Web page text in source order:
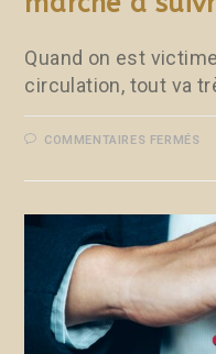
Quand on est
circulation, tout va
COMMENTAIRES FERMÉS